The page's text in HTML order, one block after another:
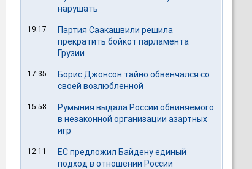
нарушать
19:17
Партия Саакашвили решила
прекратить бойкот парламента
Грузии
17:35
Борис Джонсон тайно обвенчался со
своей возлюбленной
15:58
Румыния выдала России обвиняемого
в незаконной организации азартных
игр
12:11
ЕС предложил Байдену единый
подход в отношении России